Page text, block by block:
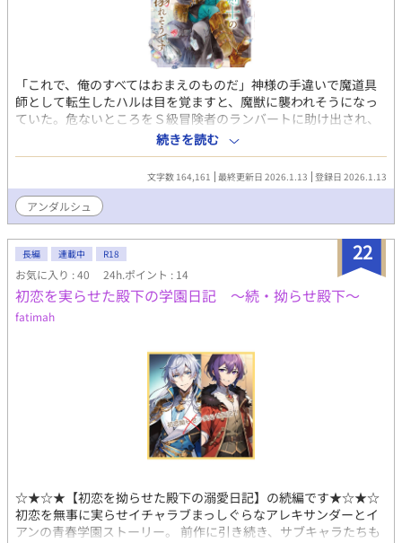
「これで、俺のすべてはおまえのものだ」神様の手違いで魔道具
師として転生したハルは目を覚ますと、魔獣に襲われそうになっ
ていた。危ないところをＳ級冒険者のランバートに助け出され、
彼が求める幻の魔石を探すため、二人は旅をすることになる。し
かし道中、ハルは弟子入り志願されたり、誘拐されたり、求愛さ
れたり、ついには無理やり王宮に抱え込まれそうになってしま
う！そんなハプニング続きの旅をするうちに相棒だった二人の距
離は徐々に縮まり、ランバートの独占欲が膨れ上がっていく
――。それでも自分の気持ちが愛なのかわからないハルはうまく
応えることができなくて？
続きを読む
文字数 164,161 最終更新日 2026.1.13 登録日 2026.1.13
アンダルシュ
22
長編 連載中 R18
お気に入り : 40 24h.ポイント : 14
初恋を実らせた殿下の学園日記 ～続・拗らせ殿下～
fatimah
☆★☆★【初恋を拗らせた殿下の溺愛日記】の続編です★☆★☆
初恋を無事に実らせイチャラブまっしぐらなアレキサンダーとイ
アンの青春学園ストーリー。 前作に引き続き、サブキャラたちも